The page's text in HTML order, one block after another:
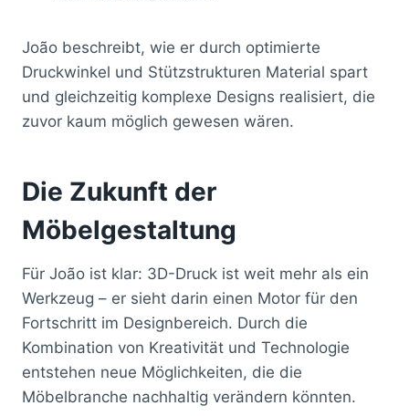
João beschreibt, wie er durch optimierte
Druckwinkel und Stützstrukturen Material spart
und gleichzeitig komplexe Designs realisiert, die
zuvor kaum möglich gewesen wären.
Die Zukunft der
Möbelgestaltung
Für João ist klar: 3D-Druck ist weit mehr als ein
Werkzeug – er sieht darin einen Motor für den
Fortschritt im Designbereich. Durch die
Kombination von Kreativität und Technologie
entstehen neue Möglichkeiten, die die
Möbelbranche nachhaltig verändern könnten.